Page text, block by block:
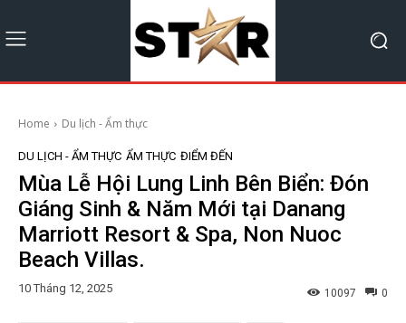
Home Du lịch - Ẩm thực
DU LỊCH - ẨM THỰC ẨM THỰC ĐIỂM ĐẾN
Mùa Lễ Hội Lung Linh Bên Biển: Đón
Giáng Sinh & Năm Mới tại Danang
Marriott Resort & Spa, Non Nuoc
Beach Villas.
10 Tháng 12, 2025 0
10097